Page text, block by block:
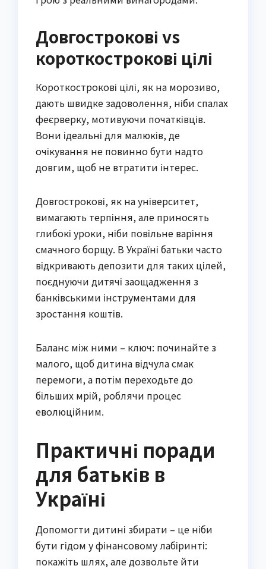
Довгострокові vs
короткострокові цілі
Короткострокові цілі, як на морозиво,
дають швидке задоволення, ніби спалах
феєрверку, мотивуючи початківців.
Вони ідеальні для малюків, де
очікування не повинно бути надто
довгим, щоб не втратити інтерес.
Довгострокові, як на університет,
вимагають терпіння, але приносять
глибокі уроки, ніби повільне варіння
смачного борщу. В Україні батьки часто
відкривають депозити для таких цілей,
поєднуючи дитячі заощадження з
банківськими інструментами для
зростання коштів.
Баланс між ними – ключ: починайте з
малого, щоб дитина відчула смак
перемоги, а потім переходьте до
більших мрій, роблячи процес
еволюційним.
Практичні поради
для батьків в
Україні
Допомогти дитині збирати – це ніби
бути гідом у фінансовому лабіринті:
покажіть шлях, але дозвольте йти